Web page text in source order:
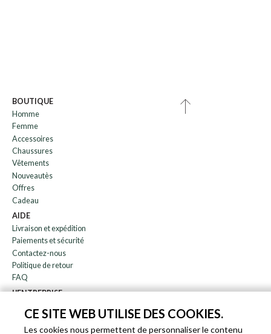
CE SITE WEB UTILISE DES COOKIES.
Les cookies nous permettent de personnaliser le contenu
BOUTIQUE
Homme
Femme
Accessoires
Chaussures
Vêtements
Nouveautès
Offres
Cadeau
AIDE
Livraison et expédition
Paiements et sécurité
Contactez-nous
Politique de retour
FAQ
L'ENTREPRISE
À propos de nous
Blog